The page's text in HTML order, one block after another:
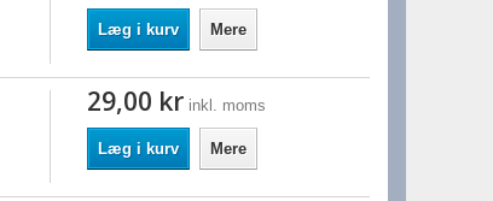
Læg i kurv Mere
29,00 kr inkl. moms
Læg i kurv Mere